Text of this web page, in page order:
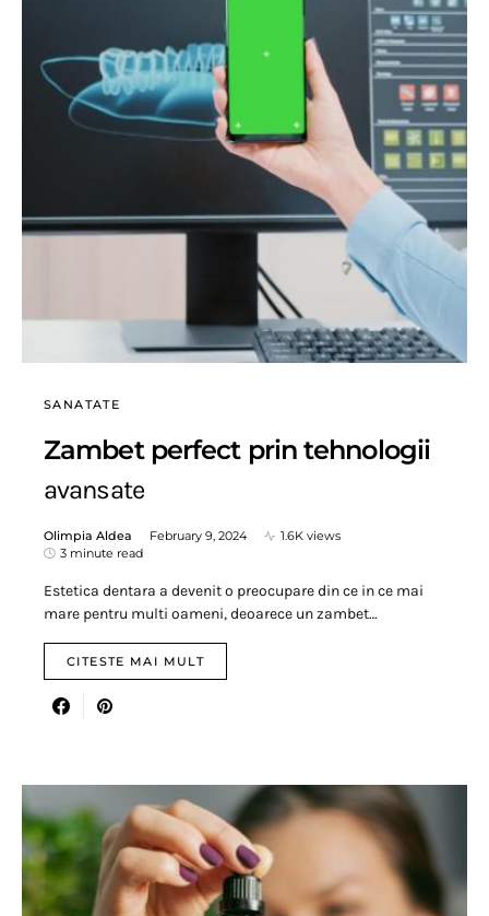
SANATATE
Zambet perfect prin tehnologii
avansate
Olimpia Aldea February 9, 2024
1.6K views
3 minute read
Estetica dentara a devenit o preocupare din ce in ce mai
mare pentru multi oameni, deoarece un zambet…
CITESTE MAI MULT